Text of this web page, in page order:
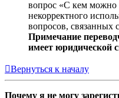
вопрос «С кем можно
некорректного
вопросов, связанных
Примечание
имеет юридической
Вернуться к началу
Почему я не могу